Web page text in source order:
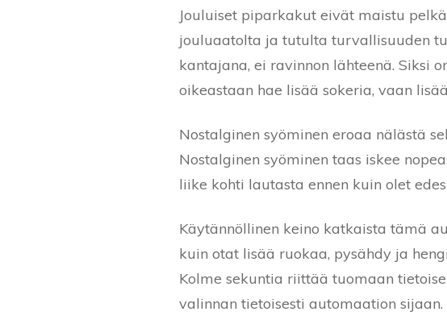
Jouluiset piparkakut eivät maistu
jouluaatolta ja tutulta turvallisuuden
kantajana, ei ravinnon lähteenä. Siksi
oikeastaan hae lisää sokeria, vaan
Nostalginen syöminen eroaa nälästä
Nostalginen syöminen taas iskee
liike kohti lautasta ennen kuin olet
Käytännöllinen keino katkaista tämä
kuin otat lisää ruokaa, pysähdy ja
Kolme sekuntia riittää tuomaan
valinnan tietoisesti automaation sijaan.